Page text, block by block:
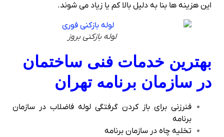
این هزینه ها بنا به دلیل بالا کم یا زیاد می شوند.
لوله بازکنی بروز
بهترین خدمات فنی ساختمان
در سازمان برنامه تهران
فنرزنی برای باز کردن گرفتگی لوله فاضلاب در سازمان
برنامه
تخلیه چاه در سازمان برنامه